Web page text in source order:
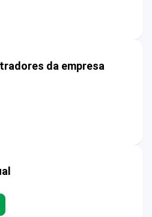
da empresa